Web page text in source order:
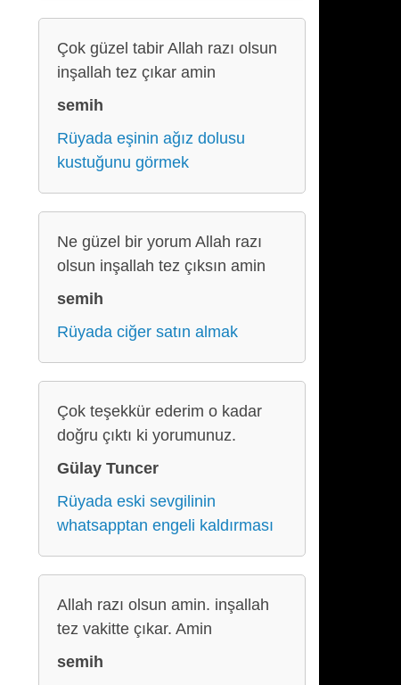
Çok güzel tabir Allah razı olsun
inşallah tez çıkar amin
semih
Rüyada eşinin ağız dolusu
kustuğunu görmek
Ne güzel bir yorum Allah razı
olsun inşallah tez çıksın amin
semih
Rüyada ciğer satın almak
Çok teşekkür ederim o kadar
doğru çıktı ki yorumunuz.
Gülay Tuncer
Rüyada eski sevgilinin
whatsapptan engeli kaldırması
Allah razı olsun amin. inşallah
tez vakitte çıkar. Amin
semih